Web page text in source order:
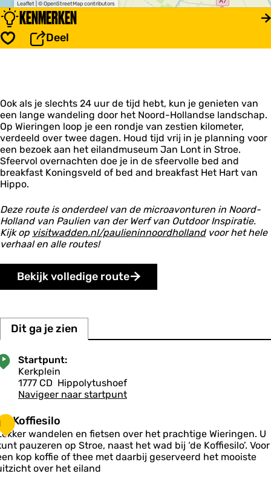
j
e
i
o
e
r
d
e
r
i
W
i
e
g
e
Leaflet © OpenStreetMap contributors
KENMERKEN
OpslaanDeel
Ook als je slechts 24 uur de tijd hebt, kun je genieten van
een lange wandeling door het Noord-Hollandse landschap.
Op Wieringen loop je een rondje van zestien kilometer,
verdeeld over twee dagen. Houd tijd vrij in je planning voor
een bezoek aan het eilandmuseum Jan Lont in Stroe.
Sfeervol overnachten doe je in de sfeervolle bed and
breakfast Koningsveld of bed and breakfast Het Hart van
Hippo.
Deze route is onderdeel van de microavonturen in Noord-
Holland van Paulien van der Werf van Outdoor Inspiratie.
Kijk op visitwadden.nl/paulieninnoordhollandvoor het hele
verhaal en alle routes!
Bekijk volledige route
Dit ga je zien
Startpunt:
Kerkplein
1777 CD Hippolytushoef
Navigeer naar startpunt
Koffiesilo
wandelen en fietsen over het prachtige Wieringen. U
pauzeren op Stroe, naast het wad bij ‘de Koffiesilo’. Voor
kop koffie of thee met daarbij geserveerd het mooiste
over het eiland